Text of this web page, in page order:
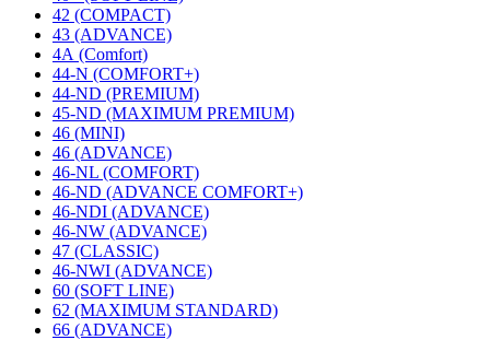
42 (COMPACT)
43 (ADVANCE)
4А (Comfort)
44-N (COMFORT+)
44-ND (PREMIUM)
45-ND (MAXIMUM PREMIUM)
46 (MINI)
46 (ADVANCE)
46-NL (COMFORT)
46-ND (ADVANCE COMFORT+)
46-NDI (ADVANCE)
46-NW (ADVANCE)
47 (CLASSIC)
46-NWI (ADVANCE)
60 (SOFT LINE)
62 (MAXIMUM STANDARD)
66 (ADVANCE)